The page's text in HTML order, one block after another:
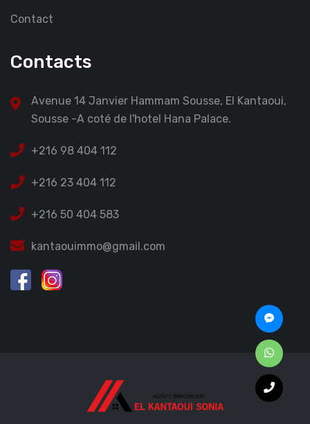
Contact
Contacts
Avenue 14 Janvier Hammam Sousse, El Kantaoui,
Sousse -A coté de l'hotel Hana Palace.
+216 98 404 112
+216 23 404 112
+216 50 404 583
kantaouimmo@gmail.com